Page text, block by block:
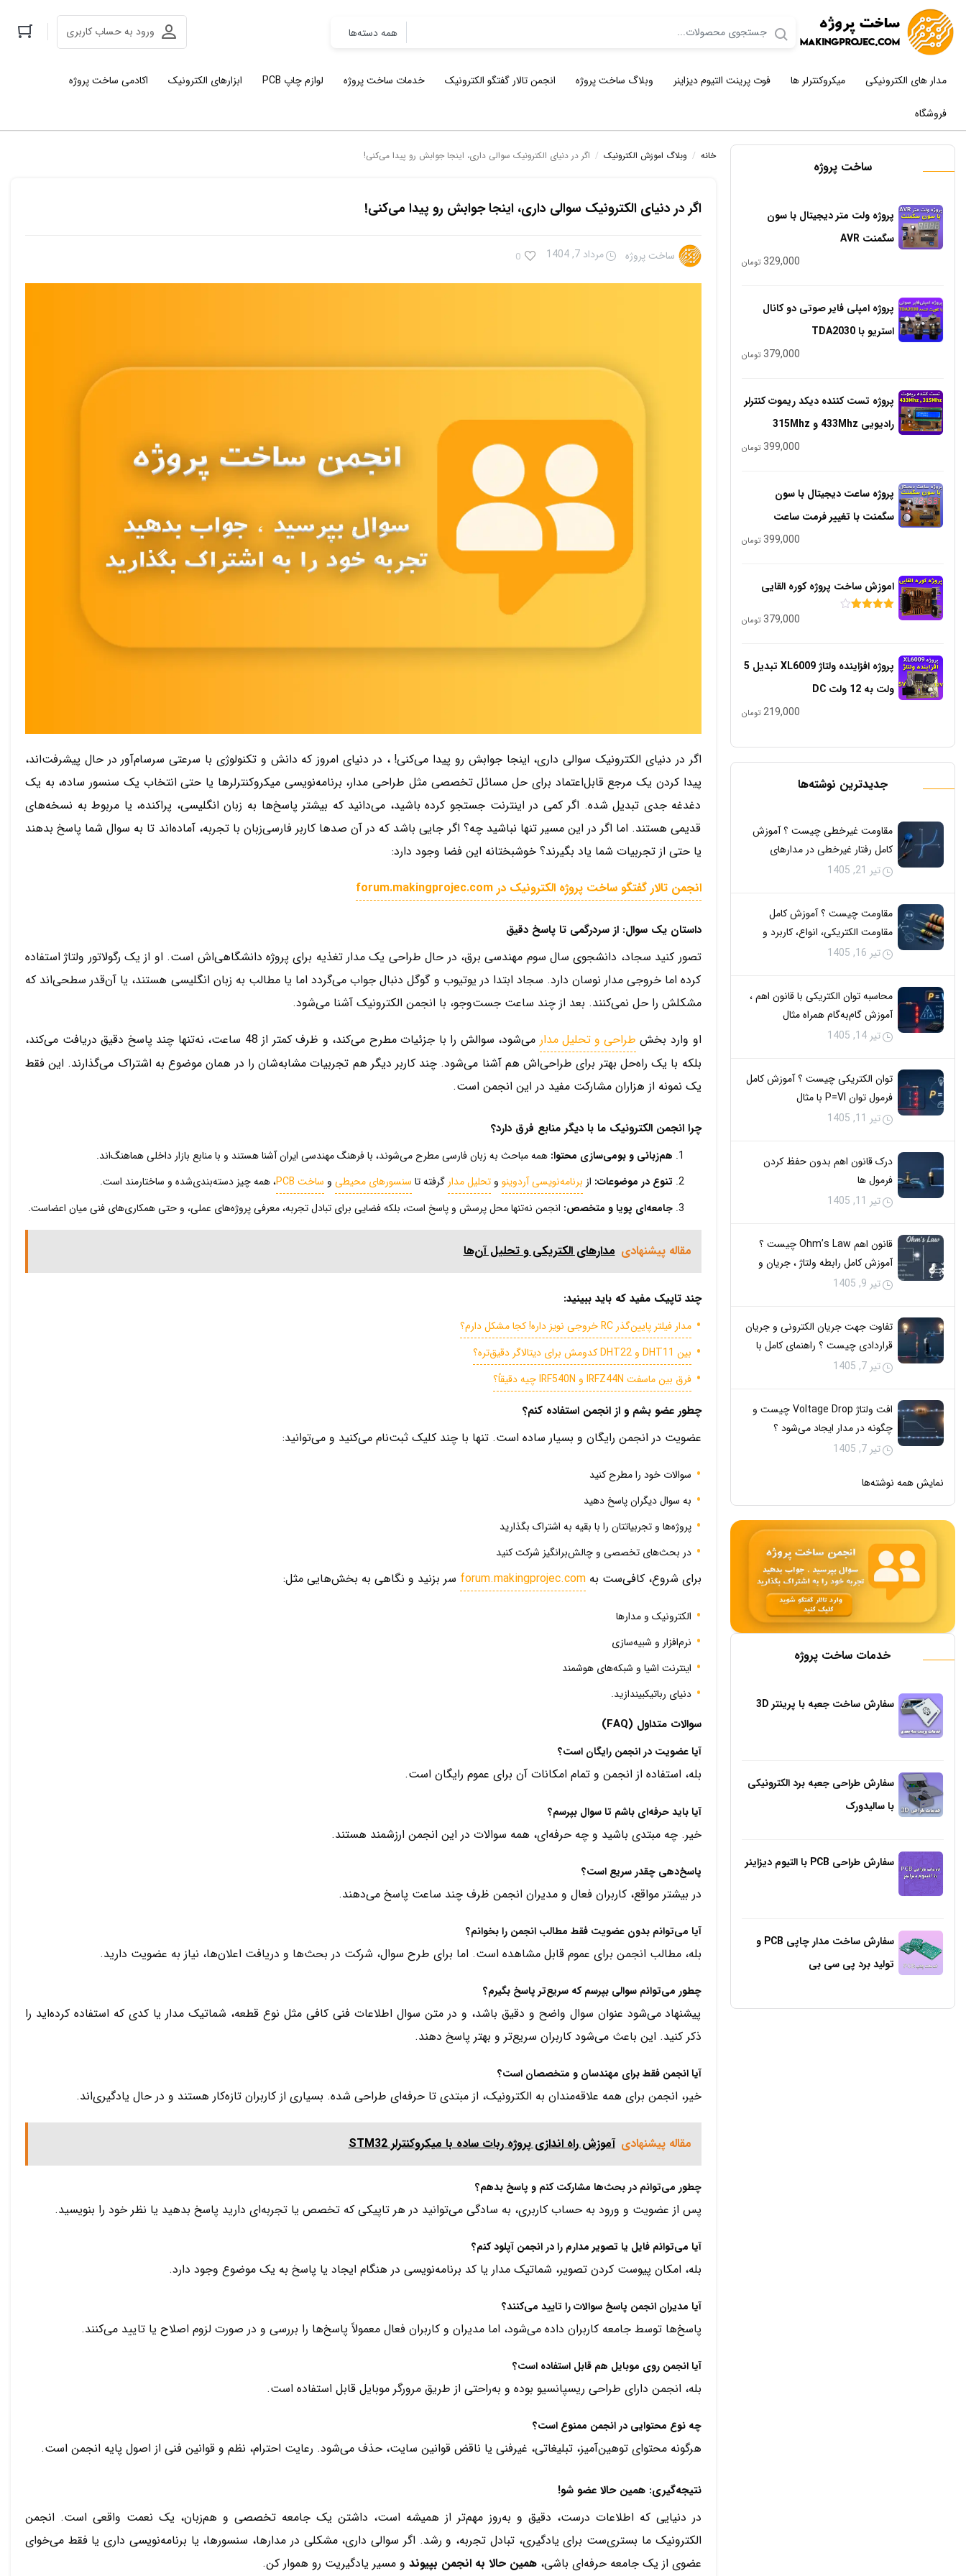
ورود به حساب کاربری
مدار های الکترونیکی میکروکنترلر ها فوت پرینت التیوم دیزاینر وبلاگ ساخت پروژه انجمن تالار گفتگو الکترونیک خدمات ساخت پروژه لوازم چاپ PCB ابزارهای الکترونیک اکادمی ساخت پروژه
فروشگاه
ساخت پروژه
پروژه ولت متر دیجیتال با سون
سگمنت AVR
329,000 تومان
پروژه امپلی فایر صوتی دو کانال
استریو با TDA2030
379,000 تومان
پروژه تست کننده دیکد ریموت کنترلر
رادیویی 433Mhz و 315Mhz
399,000 تومان
پروژه ساعت دیجیتال با سون
سگمنت با تغییر فرمت ساعت
399,000 تومان
اموزش ساخت پروژه کوره القایی
379,000 تومان
پروژه افزاینده ولتاژ XL6009 تبدیل 5
ولت به 12 ولت DC
219,000 تومان
جدیدترین نوشته‌ها
مقاومت غیرخطی چیست ؟ آموزش
کامل رفتار غیرخطی در مدارهای
الکتریکی
تیر 21, 1405
مقاومت چیست ؟ آموزش کامل
مقاومت الکتریکی، انواع، کاربرد و
تحلیل مدار
تیر 16, 1405
محاسبه توان الکتریکی با قانون اهم ،
آموزش گام‌به‌گام همراه مثال
تیر 14, 1405
توان الکتریکی چیست ؟ آموزش کامل
فرمول توان P=VI با مثال
تیر 11, 1405
درک قانون اهم بدون حفظ کردن
فرمول‌ ها
تیر 11, 1405
قانون اهم Ohm’s Law چیست ؟
آموزش کامل رابطه ولتاژ ، جریان و
مقاومت با مثال
تیر 9, 1405
تفاوت جهت جریان الکترونی و جریان
قراردادی چیست ؟ راهنمای کامل با
مثالتیر 7, 1405
افت ولتاژ Voltage Drop چیست و
چگونه در مدار ایجاد می‌شود ؟
تیر 7, 1405
نمایش همه نوشته‌ها
خدمات ساخت پروژه
سفارش ساخت جعبه با پرینتر 3D
سفارش طراحی جعبه برد الکترونیکی
با سالیدورک
سفارش طراحی PCB با التیوم دیزاینر
سفارش ساخت مدار چاپی PCB و
تولید برد پی سی بی
خانه / وبلاگ اموزش الکترونیک / اگر در دنیای الکترونیک سوالی داری، اینجا جوابش رو پیدا می‌کنی!
اگر در دنیای الکترونیک سوالی داری، اینجا جوابش رو پیدا می‌کنی!
ساخت پروژه مرداد 7, 1404 0
اگر در دنیای الکترونیک سوالی داری، اینجا جوابش رو پیدا می‌کنی! ، در دنیای امروز که دانش و تکنولوژی با سرعتی سرسام‌آور در حال پیشرفت‌اند،
پیدا کردن یک مرجع قابل‌اعتماد برای حل مسائل تخصصی مثل طراحی مدار، برنامه‌نویسی میکروکنترلرها یا حتی انتخاب یک سنسور ساده، به یک
دغدغه جدی تبدیل شده. اگر کمی در اینترنت جستجو کرده باشید، می‌دانید که بیشتر پاسخ‌ها به زبان انگلیسی، پراکنده، یا مربوط به نسخه‌های
قدیمی هستند. اما اگر در این مسیر تنها نباشید چه؟ اگر جایی باشد که در آن صدها کاربر فارسی‌زبان با تجربه، آماده‌اند تا به سوال شما پاسخ بدهند
یا حتی از تجربیات شما یاد بگیرند؟ خوشبختانه این فضا وجود دارد:
انجمن تالار گفتگو ساخت پروژه الکترونیک در forum.makingprojec.com
داستان یک سوال: از سردرگمی تا پاسخ دقیق
تصور کنید سجاد، دانشجوی سال سوم مهندسی برق، در حال طراحی یک مدار تغذیه برای پروژه دانشگاهی‌اش است. او از یک رگولاتور ولتاژ استفاده
کرده اما خروجی مدار نوسان دارد. سجاد ابتدا در یوتیوب و گوگل دنبال جواب می‌گردد اما یا مطالب به زبان انگلیسی هستند، یا آن‌قدر سطحی‌اند که
مشکلش را حل نمی‌کنند. بعد از چند ساعت جست‌وجو، با انجمن الکترونیک آشنا می‌شود.
او وارد بخش طراحی و تحلیل مدار
می‌شود، سوالش را با جزئیات مطرح می‌کند، و ظرف کمتر از 48 ساعت، نه‌تنها چند پاسخ دقیق دریافت می‌کند،
بلکه با یک راه‌حل بهتر برای طراحی‌اش هم آشنا می‌شود. چند کاربر دیگر هم تجربیات مشابه‌شان را در همان موضوع به اشتراک می‌گذارند. این فقط
یک نمونه از هزاران مشارکت مفید در این انجمن است.
چرا انجمن الکترونیک ما با دیگر منابع فرق دارد؟
هم‌زبانی و بومی‌سازی محتوا: همه مباحث به زبان فارسی مطرح می‌شوند، با فرهنگ مهندسی ایران آشنا هستند و با منابع بازار داخلی هماهنگ‌اند.
تنوع در موضوعات: از برنامه‌نویسی آردوینو وتحلیل مدار گرفته تا سنسورهای محیطی و ساخت PCB
، همه چیز دسته‌بندی‌شده و ساختارمند است.
جامعه‌ای پویا و متخصص: انجمن نه‌تنها محل پرسش و پاسخ است، بلکه فضایی برای تبادل تجربه، معرفی پروژه‌های عملی، و حتی همکاری‌های فنی میان اعضاست.
مقاله پیشنهادی مدارهای الکتریکی و تحلیل آن‌ها
چند تاپیک مفید که باید ببینید:
مدار فیلتر پایین‌گذر RC خروجی نویز داره! کجا مشکل دارم؟
بین DHT11 و DHT22 کدومش برای دیتالاگر دقیق‌تره؟
فرق بین ماسفت IRFZ44N و IRF540N چیه دقیقاً؟
چطور عضو بشم و از انجمن استفاده کنم؟
عضویت در انجمن رایگان و بسیار ساده است. تنها با چند کلیک ثبت‌نام می‌کنید و می‌توانید:
سوالات خود را مطرح کنید
به سوال دیگران پاسخ دهید
پروژه‌ها و تجربیاتتان را با بقیه به اشتراک بگذارید
در بحث‌های تخصصی و چالش‌برانگیز شرکت کنید
برای شروع، کافی‌ست بهforum.makingprojec.com سر بزنید و نگاهی به بخش‌هایی مثل:
الکترونیک و مدارها
نرم‌افزار و شبیه‌سازی
اینترنت اشیا و شبکه‌های هوشمند
دنیای رباتیکبیندازید.
سوالات متداول (FAQ)
آیا عضویت در انجمن رایگان است؟
بله، استفاده از انجمن و تمام امکانات آن برای عموم رایگان است.
آیا باید حرفه‌ای باشم تا سوال بپرسم؟
خیر. چه مبتدی باشید و چه حرفه‌ای، همه سوالات در این انجمن ارزشمند هستند.
پاسخ‌دهی چقدر سریع است؟
در بیشتر مواقع، کاربران فعال و مدیران انجمن ظرف چند ساعت پاسخ می‌دهند.
آیا می‌توانم بدون عضویت فقط مطالب انجمن را بخوانم؟
بله، مطالب انجمن برای عموم قابل مشاهده است. اما برای طرح سوال، شرکت در بحث‌ها و دریافت اعلان‌ها، نیاز به عضویت دارید.
چطور می‌توانم سوالی بپرسم که سریع‌تر پاسخ بگیرم؟
پیشنهاد می‌شود عنوان سوال واضح و دقیق باشد، و در متن سوال اطلاعات فنی کافی مثل نوع قطعه، شماتیک مدار یا کدی که استفاده کرده‌اید را
ذکر کنید. این باعث می‌شود کاربران سریع‌تر و بهتر پاسخ دهند.
آیا انجمن فقط برای مهندسان و متخصصان است؟
خیر، انجمن برای همه علاقه‌مندان به الکترونیک، از مبتدی تا حرفه‌ای طراحی شده. بسیاری از کاربران تازه‌کار هستند و در حال یادگیری‌اند.
مقاله پیشنهادی آموزش راه‌ اندازی پروژه ربات ساده با میکروکنترلر STM32
چطور می‌توانم در بحث‌ها مشارکت کنم و پاسخ بدهم؟
پس از عضویت و ورود به حساب کاربری، به سادگی می‌توانید در هر تاپیکی که تخصص یا تجربه‌ای دارید پاسخ بدهید یا نظر خود را بنویسید.
آیا می‌توانم فایل یا تصویر مدارم را در انجمن آپلود کنم؟
بله، امکان پیوست کردن تصویر، شماتیک مدار یا کد برنامه‌نویسی در هنگام ایجاد یا پاسخ به یک موضوع وجود دارد.
آیا مدیران انجمن پاسخ سوالات را تایید می‌کنند؟
پاسخ‌ها توسط جامعه کاربران داده می‌شود، اما مدیران و کاربران فعال معمولاً پاسخ‌ها را بررسی و در صورت لزوم اصلاح یا تایید می‌کنند.
آیا انجمن روی موبایل هم قابل استفاده است؟
بله، انجمن دارای طراحی ریسپانسیو بوده و به‌راحتی از طریق مرورگر موبایل قابل استفاده است.
چه نوع محتوایی در انجمن ممنوع است؟
هرگونه محتوای توهین‌آمیز، تبلیغاتی، غیرفنی یا ناقض قوانین سایت، حذف می‌شود. رعایت احترام، نظم و قوانین فنی از اصول پایه انجمن است.
نتیجه‌گیری: همین حالا عضو شو!
در دنیایی که اطلاعات درست، دقیق و به‌روز مهم‌تر از همیشه است، داشتن یک جامعه تخصصی و هم‌زبان، یک نعمت واقعی است. انجمن
الکترونیک ما بستری‌ست برای یادگیری، تبادل تجربه، و رشد. اگر سوالی داری، مشکلی در مدارها، سنسورها، یا برنامه‌نویسی داری یا فقط می‌خوای
عضوی از یک جامعه حرفه‌ای باشی،همین حالا به انجمن بپیوند و مسیر یادگیریت رو هموار کن.